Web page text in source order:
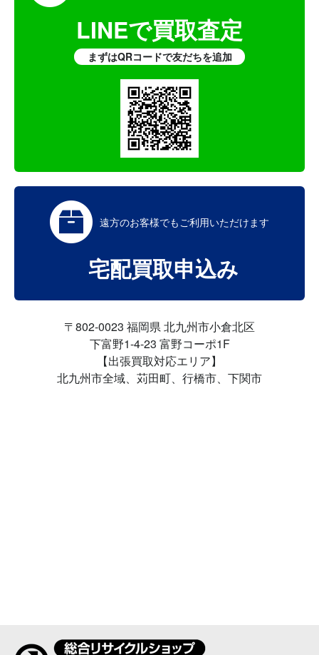
LINEで買取査定
まずはQRコードで友だちを追加
遠方のお客様でもご利用いただけます
宅配買取申込み
〒802-0023 福岡県 北九州市小倉北区
下富野1-4-23 富野コーポ1F
【出張買取対応エリア】
北九州市全域、苅田町、行橋市、下関市